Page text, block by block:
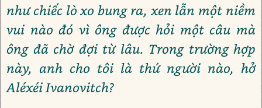
như chiếc lò xo bung ra, xen lẫn một niềm
vui nào đó vì ông được hỏi một câu mà
ông đã chờ đợi từ lâu. Trong trường hợp
này, anh cho tôi là thứ người nào, hở
Aléxéi Ivanovitch?